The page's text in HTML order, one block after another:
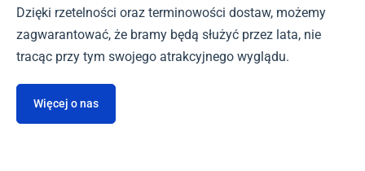
Dzięki rzetelności oraz terminowości dostaw, możemy
zagwarantować, że bramy będą służyć przez lata, nie
tracąc przy tym swojego atrakcyjnego wyglądu.
Więcej o nas